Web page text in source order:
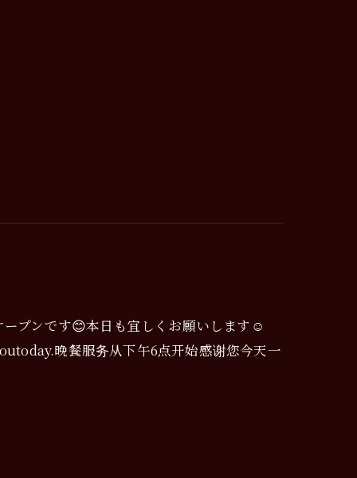
プンです😊本日も宜しくお願いします☺️
晚餐服务从下午6点开始感谢您今天一